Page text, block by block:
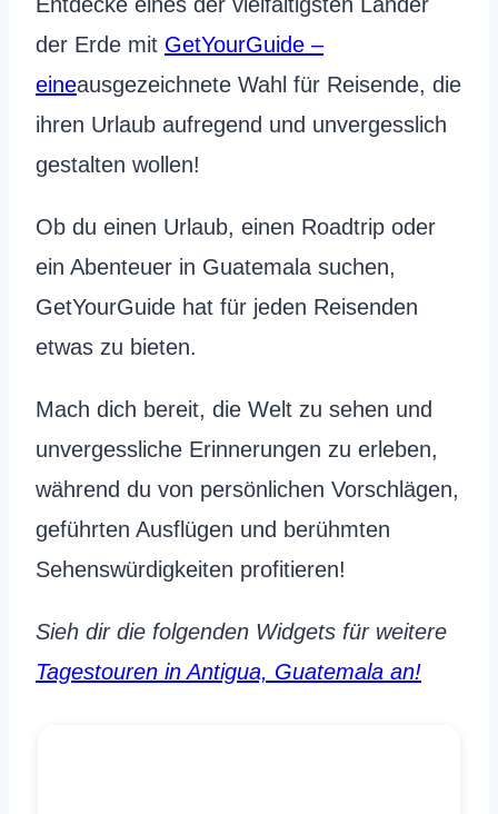
der Erde mit GetYourGuide –
eineausgezeichnete Wahl für Reisende, die
ihren Urlaub aufregend und unvergesslich
gestalten wollen!
Ob du einen Urlaub, einen Roadtrip oder
ein Abenteuer in Guatemala suchen,
GetYourGuide hat für jeden Reisenden
etwas zu bieten.
Mach dich bereit, die Welt zu sehen und
unvergessliche Erinnerungen zu erleben,
während du von persönlichen Vorschlägen,
geführten Ausflügen und berühmten
Sehenswürdigkeiten profitieren!
Sieh dir die folgenden Widgets für weitere
Tagestouren in Antigua, Guatemala an!